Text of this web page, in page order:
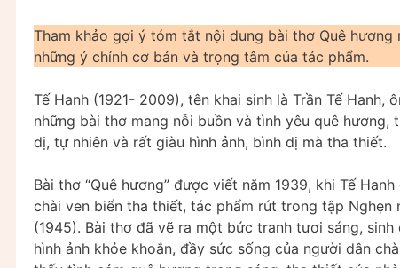
Tham khảo gợi ý tóm tắt nội dung bài thơ Quê
những ý chính cơ bản và trọng tâm của tác phẩm.
Tế Hanh (1921- 2009), tên khai sinh là Trần Tế
những bài thơ mang nỗi buồn và tình yêu quê
dị, tự nhiên và rất giàu hình ảnh, bình dị mà tha thiết.
Bài thơ “Quê hương” được viết năm 1939, khi Tế
chài ven biển tha thiết, tác phẩm rút trong tập
(1945). Bài thơ đã vẽ ra một bức tranh tươi sáng,
hình ảnh khỏe khoắn, đầy sức sống của người dân